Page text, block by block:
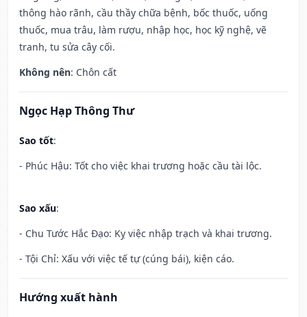
thông hào rãnh, cầu thầy chữa bệnh, bốc thuốc, uống
thuốc, mua trâu, làm rượu, nhập học, học kỹ nghệ, vẽ
tranh, tu sửa cây cối.
Không nên: Chôn cất
Ngọc Hạp Thông Thư
Sao tốt:
- Phúc Hậu: Tốt cho việc khai trương hoặc cầu tài lộc.
Sao xấu:
- Chu Tước Hắc Đạo: Kỵ việc nhập trạch và khai trương.
- Tội Chỉ: Xấu với việc tế tự (cúng bái), kiện cáo.
Hướng xuất hành